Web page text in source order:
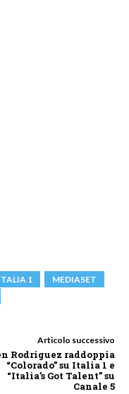
1
MEDIASET
Articolo successivo
Rodriguez raddoppia
“Colorado” su Italia 1 e
“Italia’s Got Talent” su
Canale 5